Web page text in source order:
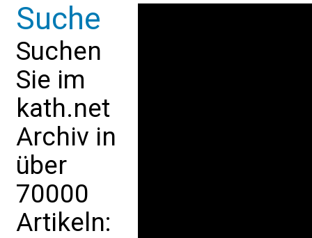
Suche
Suchen
Sie im
kath.net
Archiv in
über
70000
Artikeln: